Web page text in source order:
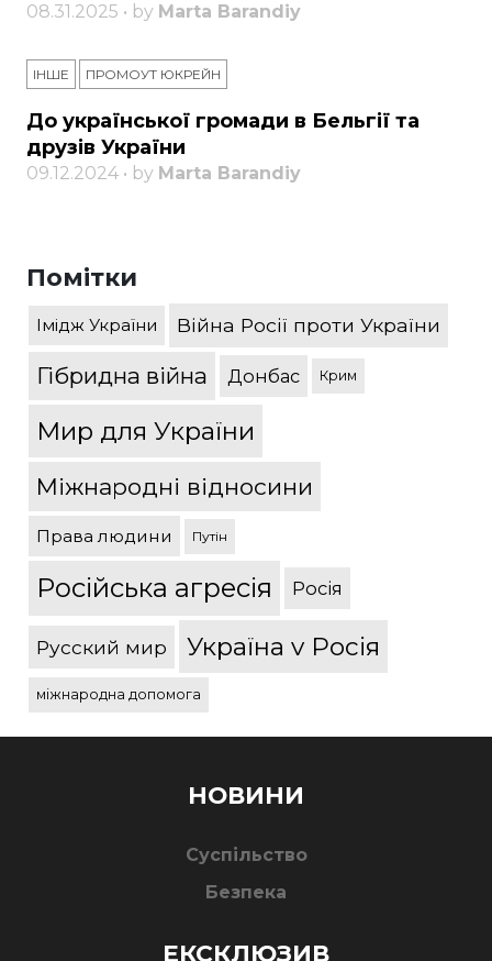
08.31.2025 • by Marta Barandiy
ІНШЕ ПРОМОУТ ЮКРЕЙН
До української громади в Бельгії та
друзів України
09.12.2024 • by Marta Barandiy
Помітки
Імідж України Війна Росії проти України
Гібридна війна Донбас Крим
Мир для України
Міжнародні відносини
Права людини Путін
Російська агресія Росія
Русский мир Україна v Росія
міжнародна допомога
НОВИНИ
Суспільство
Безпека
ЕКСКЛЮЗИВ